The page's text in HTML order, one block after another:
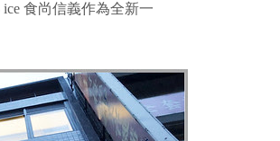
食尚信義作為全新一